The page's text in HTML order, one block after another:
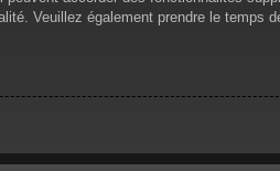
Veuillez également prendre le temps